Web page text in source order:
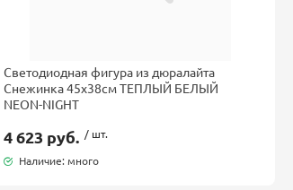
Светодиодная фигура из дюралайта
Снежинка 45x38см ТЕПЛЫЙ БЕЛЫЙ
NEON-NIGHT
4 623 руб. / шт.
Наличие: много